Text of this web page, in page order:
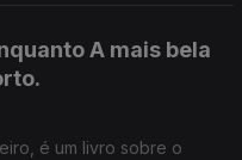
A mais bela
é um livro sobre o